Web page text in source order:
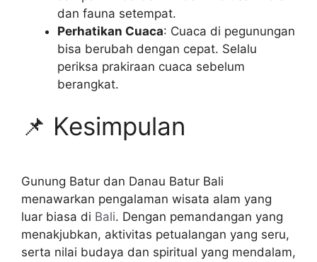
dan fauna setempat.
Perhatikan Cuaca: Cuaca di pegunungan
bisa berubah dengan cepat. Selalu
periksa prakiraan cuaca sebelum
berangkat.
📌 Kesimpulan
Gunung Batur dan Danau Batur Bali
menawarkan pengalaman wisata alam yang
luar biasa di Bali. Dengan pemandangan yang
menakjubkan, aktivitas petualangan yang seru,
serta nilai budaya dan spiritual yang mendalam,